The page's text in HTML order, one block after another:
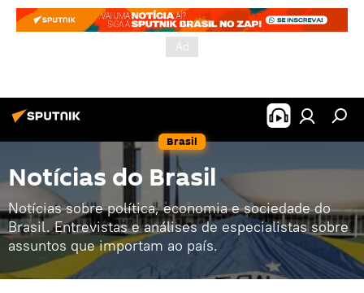
Brasil
Notícias do Brasil
Notícias sobre política, economia e sociedade do
Brasil. Entrevistas e análises de especialistas sobre
assuntos que importam ao país.